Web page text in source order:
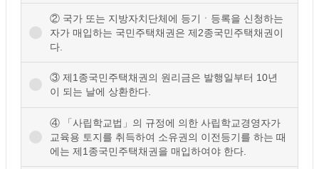
② 국가 또는 지방자치단체에 등기ㆍ등록을 신청하는
자가 매입하는 국민주택채권은 제2종국민주택채권이
다.
③ 제1종국민주택채권의 원리금은 발행일부터 10년
이 되는 날에 상환한다.
④ 「사립학교법」의 규정에 의한 사립학교경영자가
교육용 토지를 취득하여 소유권의 이전등기를 하는 때
에는 제1종국민주택채권을 매입하여야 한다.